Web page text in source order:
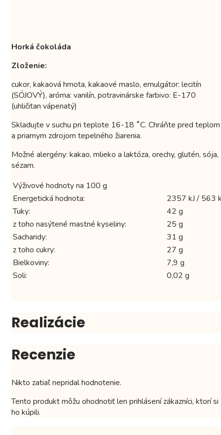
Horká čokoláda
Zloženie:
cukor, kakaová hmota, kakaové maslo, emulgátor: lecitín
(SÓJOVÝ), aróma: vanilín, potravinárske farbivo: E-170
(uhličitan vápenatý)
Skladujte v suchu pri teplote 16-18 ˚C. Chráňte pred teplom
a priamym zdrojom tepelného žiarenia.
Možné alergény: kakao, mlieko a laktóza, orechy, glutén, sója,
sézam.
Výživové hodnoty na 100 g
Energetická hodnota:
2357 kJ / 563
Tuky:
42 g
z toho nasýtené mastné kyseliny:
25 g
Sacharidy:
31 g
z toho cukry:
27 g
Bielkoviny:
7,9 g
Soli:
0,02 g
Realizácie
Recenzie
Nikto zatiaľ nepridal hodnotenie.
Tento produkt môžu ohodnotiť len prihlásení zákazníci, ktorí si
ho kúpili.